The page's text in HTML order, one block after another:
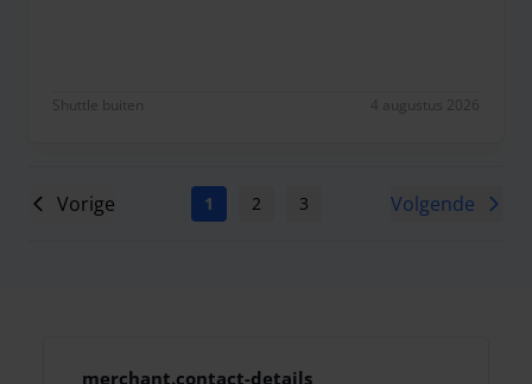
Shuttle buiten 4 augustus 2026
Vorige 1 2 3 5 6 7
Volgende
merchant.contact-details